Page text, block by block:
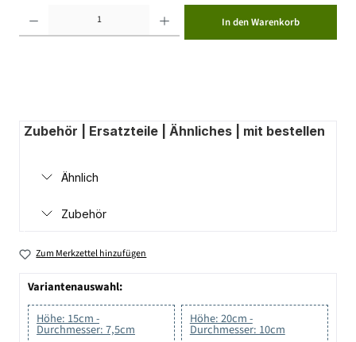
In den Warenkorb
Zubehör | Ersatzteile | Ähnliches | mit bestellen
Ähnlich
Zubehör
Zum Merkzettel hinzufügen
Variantenauswahl:
Höhe: 15cm -
Durchmesser: 7,5cm
Höhe: 20cm -
Durchmesser: 10cm